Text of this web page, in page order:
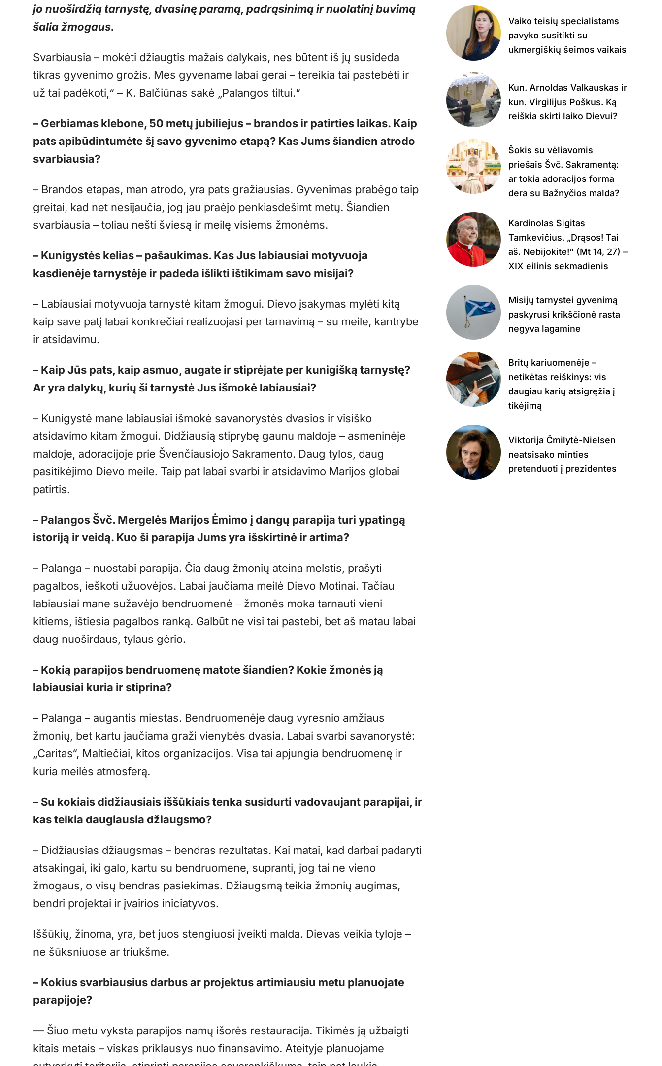
jo nuoširdžią tarnystę, dvasinę paramą, padrąsinimą ir nuolatinį buvimą
šalia žmogaus.
Svarbiausia – mokėti džiaugtis mažais dalykais, nes būtent iš jų susideda
tikras gyvenimo grožis. Mes gyvename labai gerai – tereikia tai pastebėti ir
už tai padėkoti,“ – K. Balčiūnas sakė „Palangos tiltui.“
– Gerbiamas klebone, 50 metų jubiliejus – brandos ir patirties laikas. Kaip
pats apibūdintumėte šį savo gyvenimo etapą? Kas Jums šiandien atrodo
svarbiausia?
– Brandos etapas, man atrodo, yra pats gražiausias. Gyvenimas prabėgo taip
greitai, kad net nesijaučia, jog jau praėjo penkiasdešimt metų. Šiandien
svarbiausia – toliau nešti šviesą ir meilę visiems žmonėms.
– Kunigystės kelias – pašaukimas. Kas Jus labiausiai motyvuoja
kasdienėje tarnystėje ir padeda išlikti ištikimam savo misijai?
– Labiausiai motyvuoja tarnystė kitam žmogui. Dievo įsakymas mylėti kitą
kaip save patį labai konkrečiai realizuojasi per tarnavimą – su meile, kantrybe
ir atsidavimu.
– Kaip Jūs pats, kaip asmuo, augate ir stiprėjate per kunigišką tarnystę?
Ar yra dalykų, kurių ši tarnystė Jus išmokė labiausiai?
– Kunigystė mane labiausiai išmokė savanorystės dvasios ir visiško
atsidavimo kitam žmogui. Didžiausią stiprybę gaunu maldoje – asmeninėje
maldoje, adoracijoje prie Švenčiausiojo Sakramento. Daug tylos, daug
pasitikėjimo Dievo meile. Taip pat labai svarbi ir atsidavimo Marijos globai
patirtis.
– Palangos Švč. Mergelės Marijos Ėmimo į dangų parapija turi ypatingą
istoriją ir veidą. Kuo ši parapija Jums yra išskirtinė ir artima?
– Palanga – nuostabi parapija. Čia daug žmonių ateina melstis, prašyti
pagalbos, ieškoti užuovėjos. Labai jaučiama meilė Dievo Motinai. Tačiau
labiausiai mane sužavėjo bendruomenė – žmonės moka tarnauti vieni
kitiems, ištiesia pagalbos ranką. Galbūt ne visi tai pastebi, bet aš matau labai
daug nuoširdaus, tylaus gėrio.
– Kokią parapijos bendruomenę matote šiandien? Kokie žmonės ją
labiausiai kuria ir stiprina?
– Palanga – augantis miestas. Bendruomenėje daug vyresnio amžiaus
žmonių, bet kartu jaučiama graži vienybės dvasia. Labai svarbi savanorystė:
„Caritas“, Maltiečiai, kitos organizacijos. Visa tai apjungia bendruomenę ir
kuria meilės atmosferą.
– Su kokiais didžiausiais iššūkiais tenka susidurti vadovaujant parapijai, ir
kas teikia daugiausia džiaugsmo?
– Didžiausias džiaugsmas – bendras rezultatas. Kai matai, kad darbai padaryti
atsakingai, iki galo, kartu su bendruomene, supranti, jog tai ne vieno
žmogaus, o visų bendras pasiekimas. Džiaugsmą teikia žmonių augimas,
bendri projektai ir įvairios iniciatyvos.
Iššūkių, žinoma, yra, bet juos stengiuosi įveikti malda. Dievas veikia tyloje –
ne šūksniuose ar triukšme.
– Kokius svarbiausius darbus ar projektus artimiausiu metu planuojate
parapijoje?
— Šiuo metu vyksta parapijos namų išorės restauracija. Tikimės ją užbaigti
kitais metais – viskas priklausys nuo finansavimo. Ateityje planuojame
Vaiko teisių specialistams
pavyko susitikti su
ukmergiškių šeimos vaikais
Kun. Arnoldas Valkauskas ir
kun. Virgilijus Poškus. Ką
reiškia skirti laiko Dievui?
Šokis su vėliavomis
priešais Švč. Sakramentą:
ar tokia adoracijos forma
dera su Bažnyčios malda?
Kardinolas Sigitas
Tamkevičius. „Drąsos! Tai
aš. Nebijokite!“ (Mt 14, 27) –
XIX eilinis sekmadienis
Misijų tarnystei gyvenimą
paskyrusi krikščionė rasta
negyva lagamine
Britų kariuomenėje –
netikėtas reiškinys: vis
daugiau karių atsigręžia į
tikėjimą
Viktorija Čmilytė-Nielsen
neatsisako minties
pretenduoti į prezidentes